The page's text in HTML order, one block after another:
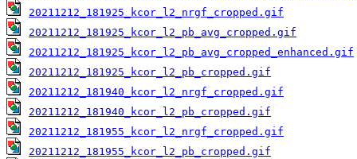
20211212_181925_kcor_l2_nrgf_cropped.gif
20211212_181925_kcor_l2_pb_avg_cropped.gif
20211212_181925_kcor_l2_pb_avg_cropped_enhanced.gif
20211212_181925_kcor_l2_pb_cropped.gif
20211212_181940_kcor_l2_nrgf_cropped.gif
20211212_181940_kcor_l2_pb_cropped.gif
20211212_181955_kcor_l2_nrgf_cropped.gif
20211212_181955_kcor_l2_pb_cropped.gif